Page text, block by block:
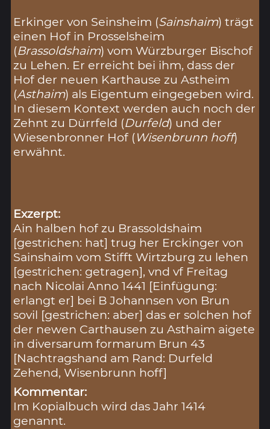
Erkinger von Seinsheim (Sainshaim) trägt
einen Hof in Prosselsheim
(Brassoldshaim) vom Würzburger Bischof
zu Lehen. Er erreicht bei ihm, dass der
Hof der neuen Karthause zu Astheim
(Asthaim) als Eigentum eingegeben wird.
In diesem Kontext werden auch noch der
Zehnt zu Dürrfeld (Durfeld) und der
Wiesenbronner Hof (Wisenbrunn hoff)
erwähnt.
Exzerpt:
Ain halben hof zu Brassoldshaim
[gestrichen: hat] trug her Erckinger von
Sainshaim vom Stifft Wirtzburg zu lehen
[gestrichen: getragen], vnd vf Freitag
nach Nicolai Anno 1441 [Einfügung:
erlangt er] bei B Johannsen von Brun
sovil [gestrichen: aber] das er solchen hof
der newen Carthausen zu Asthaim aigete
in diversarum formarum Brun 43
[Nachtragshand am Rand: Durfeld
Zehend, Wisenbrunn hoff]
Kommentar:
Im Kopialbuch wird das Jahr 1414
genannt.